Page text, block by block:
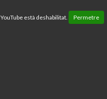
YouTube està deshabilitat. Permetre